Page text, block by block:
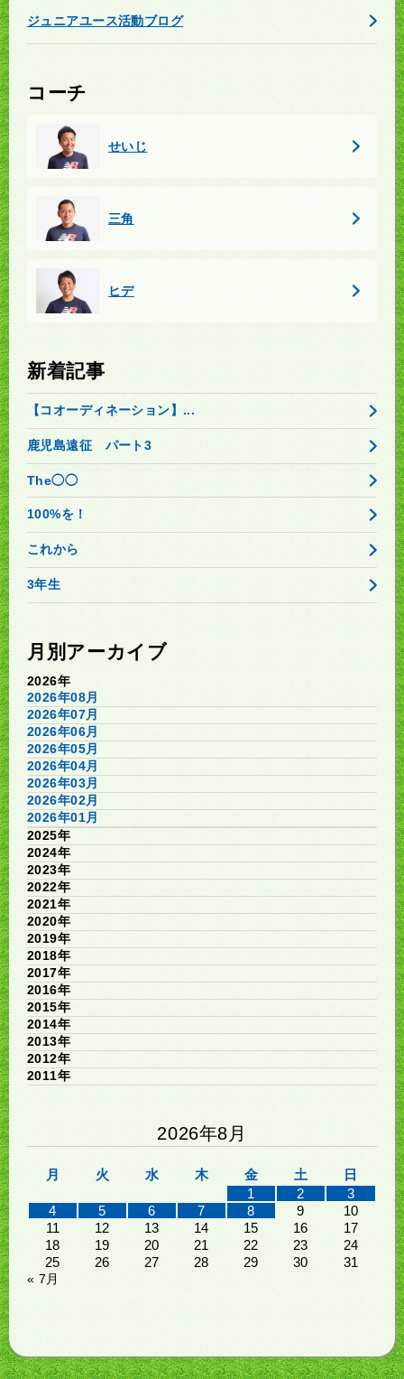
ジュニアユース活動ブログ
コーチ
せいじ
三角
ヒデ
新着記事
【コオーディネーション】...
鹿児島遠征 パート3
The◯◯
100%を！
これから
3年生
月別アーカイブ
2026年
2026年08月
2026年07月
2026年06月
2026年05月
2026年04月
2026年03月
2026年02月
2026年01月
2025年
2024年
2023年
2022年
2021年
2020年
2019年
2018年
2017年
2016年
2015年
2014年
2013年
2012年
2011年
2026年8月
月 火 水 木 金 土
日
1
2
3
4
5 6 7 8 9
10
11
12 13 14 15 16
17
18
19 20 21 22 23
24
25
26 27 28 29 30 31
« 7月